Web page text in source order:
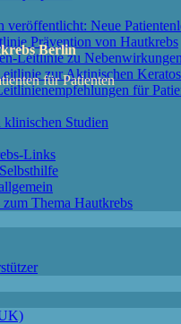
veröffentlicht: Neue
Prävention von Hautkrebs
Leitlinie zu
zur Aktinischen
für
klinischen Studien
Links
zum Thema Hautkrebs
Berlin
für Patienten